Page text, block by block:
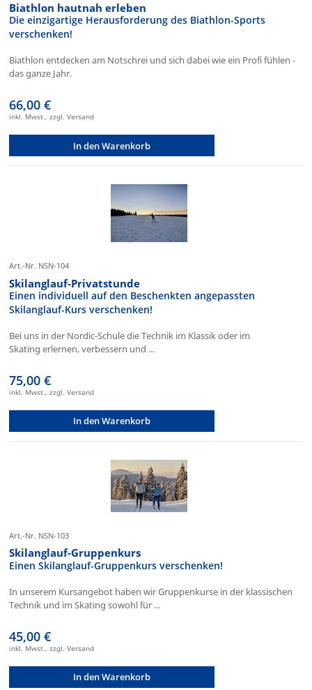
Biathlon hautnah erleben
Die einzigartige Herausforderung des Biathlon-Sports
verschenken!
Biathlon entdecken am Notschrei und sich dabei wie ein Profi fühlen -
das ganze Jahr.
66,00 €
inkl. Mwst., zzgl. Versand
In den Warenkorb
Art.-Nr. NSN-104
Skilanglauf-Privatstunde
Einen individuell auf den Beschenkten angepassten
Skilanglauf-Kurs verschenken!
Bei uns in der Nordic-Schule die Technik im Klassik oder im
Skating erlernen, verbessern und ...
75,00 €
inkl. Mwst., zzgl. Versand
In den Warenkorb
Art.-Nr. NSN-103
Skilanglauf-Gruppenkurs
Einen Skilanglauf-Gruppenkurs verschenken!
In unserem Kursangebot haben wir Gruppenkurse in der klassischen
Technik und im Skating sowohl für ...
45,00 €
inkl. Mwst., zzgl. Versand
In den Warenkorb